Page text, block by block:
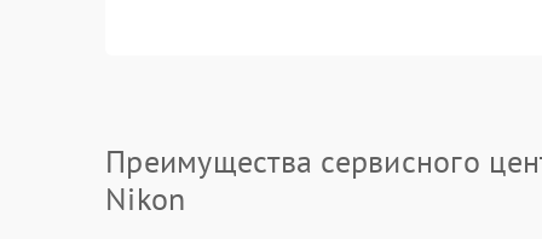
Преимущества сервисного
Nikon